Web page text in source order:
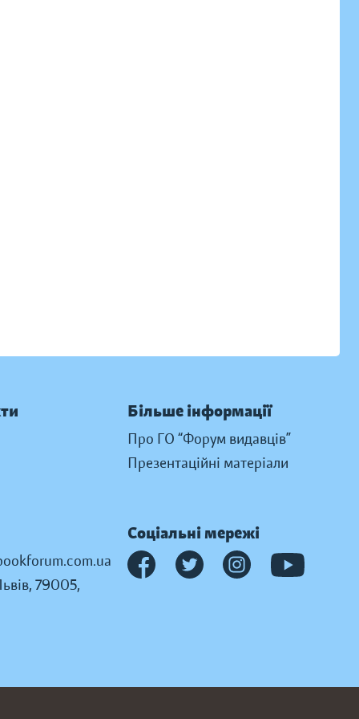
Більше інформації
Про ГО “Форум видавців”
Презентаційні матеріали
79005,
Соціальні мережі